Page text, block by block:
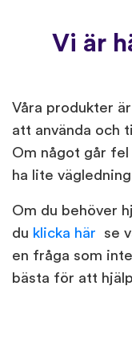
Vi är
Våra produkter
att använda och
Om något går fel
ha lite
Om du behöver
du klicka här
se
en fråga som
bästa för att